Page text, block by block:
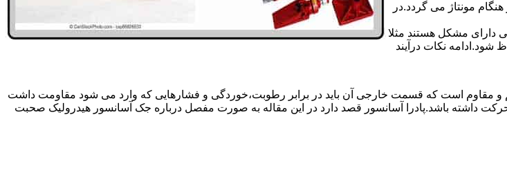
مونتاژ می گردد.در
دارای مشکل هستند مثلا
نکات درآیند
مقاوم است که قسمت خارجی آن باید در برابر رطوبت،خوردگی و فشارهایی که وارد می شود مقاومت داشت
داشته باشد.پادرا آسانسور قصد دارد در این مقاله به صورت مفصل درباره جک آسانسور هیدرولیک صحبت